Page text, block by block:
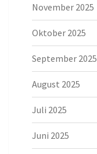
November 2025
Oktober 2025
September 2025
August 2025
Juli 2025
Juni 2025